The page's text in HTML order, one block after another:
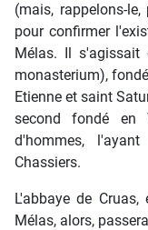
(mais, rappelons-
pour confirmer
Mélas. Il s'agissait
monasterium),
Etienne et saint
second fondé en
d'hommes,
Chassiers.
L'abbaye de
Mélas, alors,